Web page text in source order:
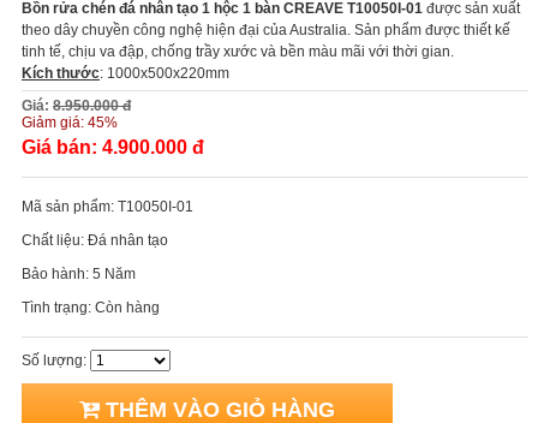
Bồn rửa chén đá nhân tạo 1 hộc 1 bàn CREAVE T10050I-01 được sản xuất
theo dây chuyền công nghệ hiện đại của Australia. Sản phẩm được thiết kế
tinh tế, chịu va đập, chống trầy xước và bền màu mãi với thời gian.
Kích thước: 1000x500x220mm
Giá: 8.950.000 đ
Giảm giá: 45%
Giá bán: 4.900.000 đ
Mã sản phẩm: T10050I-01
Chất liệu: Đá nhân tạo
Bảo hành: 5 Năm
Tình trạng: Còn hàng
Số lượng:
THÊM VÀO GIỎ HÀNG